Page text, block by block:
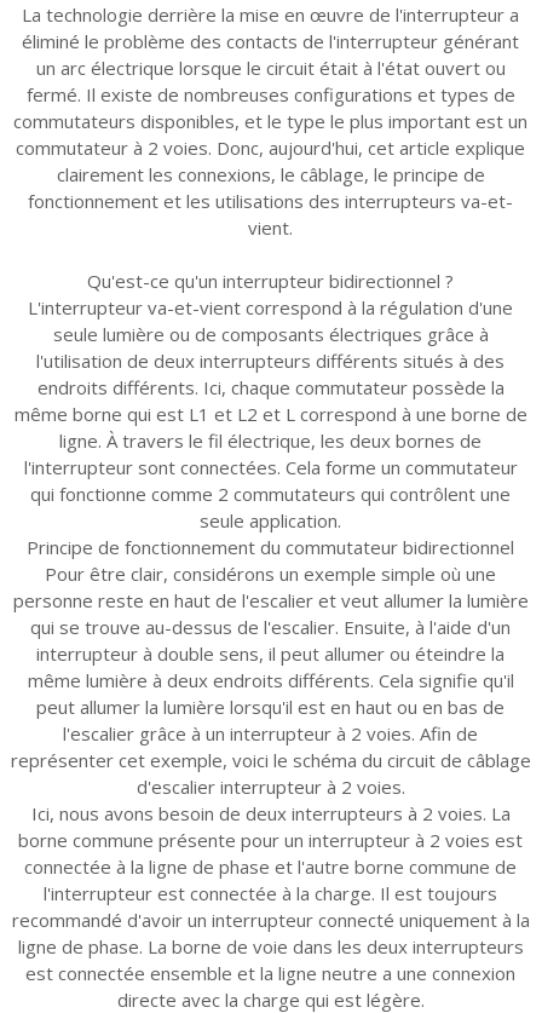
La technologie derrière la mise en œuvre de l'interrupteur a
éliminé le problème des contacts de l'interrupteur générant
un arc électrique lorsque le circuit était à l'état ouvert ou
fermé. Il existe de nombreuses configurations et types de
commutateurs disponibles, et le type le plus important est un
commutateur à 2 voies. Donc, aujourd'hui, cet article explique
clairement les connexions, le câblage, le principe de
fonctionnement et les utilisations des interrupteurs va-et-
vient.
Qu'est-ce qu'un interrupteur bidirectionnel ?
L'interrupteur va-et-vient correspond à la régulation d'une
seule lumière ou de composants électriques grâce à
l'utilisation de deux interrupteurs différents situés à des
endroits différents. Ici, chaque commutateur possède la
même borne qui est L1 et L2 et L correspond à une borne de
ligne. À travers le fil électrique, les deux bornes de
l'interrupteur sont connectées. Cela forme un commutateur
qui fonctionne comme 2 commutateurs qui contrôlent une
seule application.
Principe de fonctionnement du commutateur bidirectionnel
Pour être clair, considérons un exemple simple où une
personne reste en haut de l'escalier et veut allumer la lumière
qui se trouve au-dessus de l'escalier. Ensuite, à l'aide d'un
interrupteur à double sens, il peut allumer ou éteindre la
même lumière à deux endroits différents. Cela signifie qu'il
peut allumer la lumière lorsqu'il est en haut ou en bas de
l'escalier grâce à un interrupteur à 2 voies. Afin de
représenter cet exemple, voici le schéma du circuit de câblage
d'escalier interrupteur à 2 voies.
Ici, nous avons besoin de deux interrupteurs à 2 voies. La
borne commune présente pour un interrupteur à 2 voies est
connectée à la ligne de phase et l'autre borne commune de
l'interrupteur est connectée à la charge. Il est toujours
recommandé d'avoir un interrupteur connecté uniquement à la
ligne de phase. La borne de voie dans les deux interrupteurs
est connectée ensemble et la ligne neutre a une connexion
directe avec la charge qui est légère.